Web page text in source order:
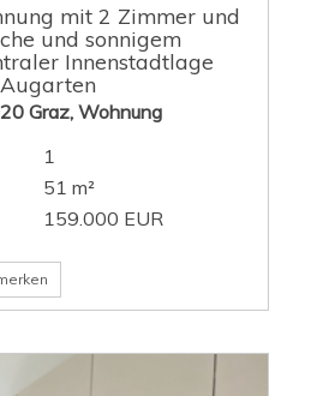
mit 2 Zimmer und
und sonnigem
Innenstadtlage
Graz, Wohnung
1
51 m²
159.000 EUR